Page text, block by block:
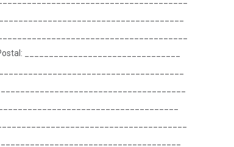
________________________________